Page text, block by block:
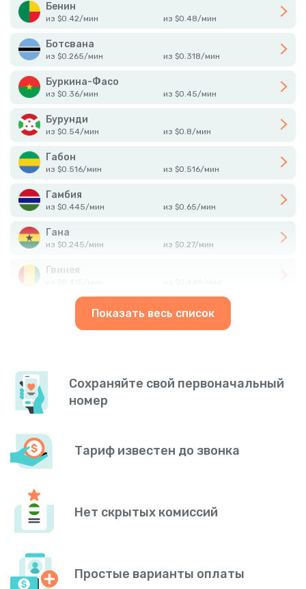
Бенин
из $0.42/мин из $0.48/мин
Ботсвана
из $0.265/мин из $0.318/мин
Буркина-Фасо
из $0.36/мин из $0.45/мин
Бурунди
из $0.54/мин из $0.8/мин
Габон
из $0.516/мин из $0.516/мин
Гамбия
из $0.445/мин из $0.65/мин
Гана
из $0.245/мин из $0.27/мин
Гвинея
Показать весь список
Сохраняйте свой первоначальный
номер
Тариф известен до звонка
Нет скрытых комиссий
Простые варианты оплаты